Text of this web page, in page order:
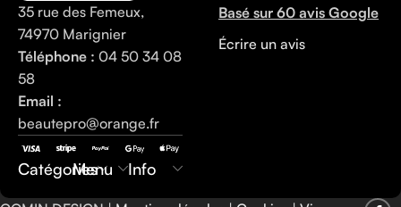
35 rue des Femeux,
74970 Marignier
Téléphone : 04 50 34 08
58
Email :
beautepro@orange.fr
Catégories
Menu Info
Basé sur 60 avis Google
Écrire un avis